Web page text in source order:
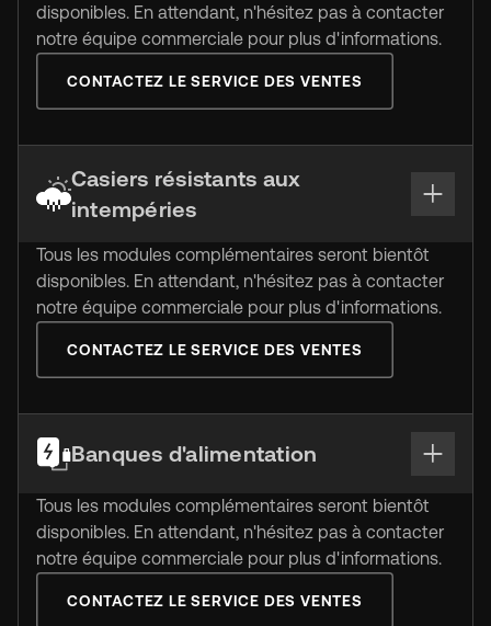
disponibles. En attendant, n'hésitez pas à contacter
notre équipe commerciale pour plus d'informations.
CONTACTEZ LE SERVICE DES VENTES
Casiers résistants aux
intempéries
Tous les modules complémentaires seront bientôt
disponibles. En attendant, n'hésitez pas à contacter
notre équipe commerciale pour plus d'informations.
CONTACTEZ LE SERVICE DES VENTES
Banques d'alimentation
Tous les modules complémentaires seront bientôt
disponibles. En attendant, n'hésitez pas à contacter
notre équipe commerciale pour plus d'informations.
CONTACTEZ LE SERVICE DES VENTES